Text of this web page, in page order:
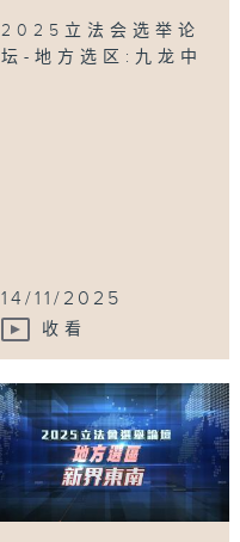
2025立法会选举论
坛-地方选区:九龙中
14/11/2025
收看